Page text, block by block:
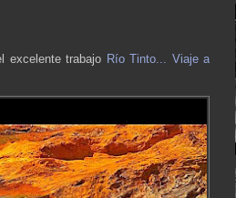
excelente trabajo Río Tinto... Viaje a